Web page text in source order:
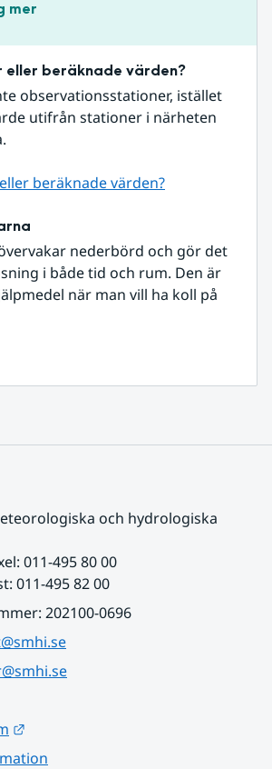
mer
eller beräknade värden?
observationsstationer, istället
utifrån stationer i närheten
beräknade värden?
nederbörd och gör det
i både tid och rum. Den är
när man vill ha koll på
och hydrologiska
011-495 80 00
011-495 82 00
202100-0696